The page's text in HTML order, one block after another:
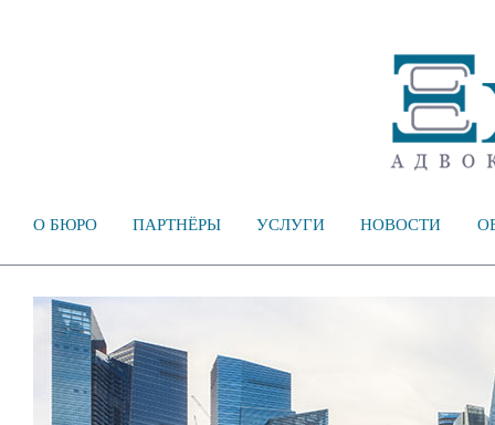
О БЮРО ПАРТНЁРЫ УСЛУГИ НОВОСТИ